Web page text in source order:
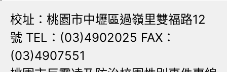
校址：桃園市中壢區過嶺里雙福路12
號 TEL：(03)4902025 FAX：
(03)4907551